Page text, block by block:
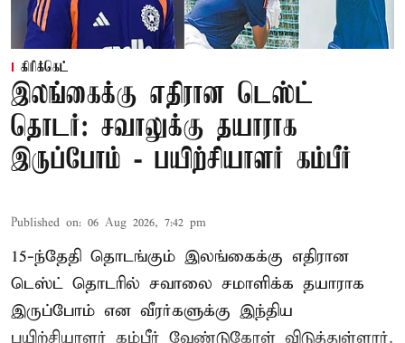
கிரிக்கெட்
இலங்கைக்கு எதிரான டெஸ்ட்
தொடர்: சவாலுக்கு தயாராக
இருப்போம் - பயிற்சியாளர் கம்பீர்
Published on: 06 Aug 2026, 7:42 pm
15-ந்தேதி தொடங்கும் இலங்கைக்கு எதிரான
டெஸ்ட் தொடரில் சவாலை சமாளிக்க தயாராக
இருப்போம் என வீரர்களுக்கு இந்திய
பயிற்சியாளர் கம்பீர் வேண்டுகோள் விடுத்துள்ளார்.